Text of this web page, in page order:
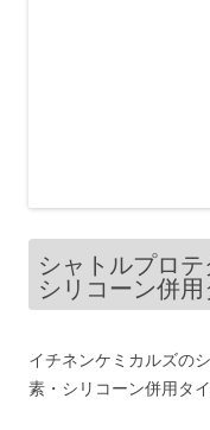
シャトルプロ
シリコーン併
イチネンケミカルズの
素・シリコーン併用タイ